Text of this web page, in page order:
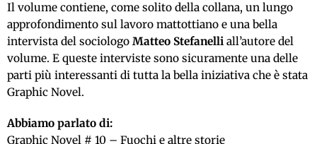
Il volume contiene, come solito della collana, un lungo
approfondimento sul lavoro mattottiano e una bella
intervista del sociologo Matteo Stefanelli all’autore del
volume. E queste interviste sono sicuramente una delle
parti più interessanti di tutta la bella iniziativa che è stata
Graphic Novel.
Abbiamo parlato di:
Graphic Novel # 10 – Fuochi e altre storie